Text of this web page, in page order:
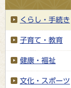
くらし・手続き
子育て・教育
健康・福祉
文化・スポーツ